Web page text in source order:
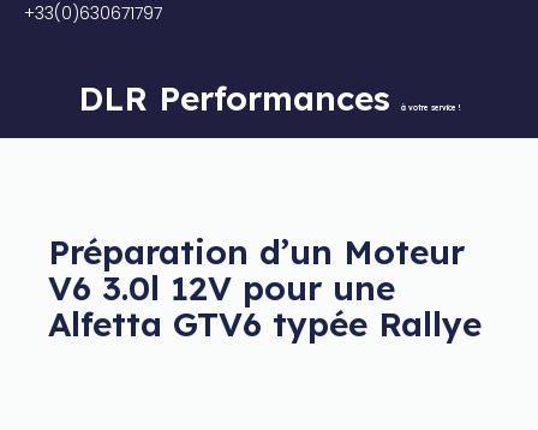
+33(0)630671797
DLR Performances à votre service !
Préparation d’un Moteur
V6 3.0l 12V pour une
Alfetta GTV6 typée Rallye